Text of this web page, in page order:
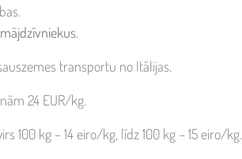
.
transportu no Itālijas.
24 EUR/kg.
100 kg – 14 eiro/kg, līdz 100 kg – 15 eiro/kg.